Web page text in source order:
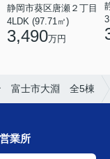
静岡市葵区唐瀬２丁目
4LDK (97.71㎡)
3,490万円
富士市大淵 全5棟
業所